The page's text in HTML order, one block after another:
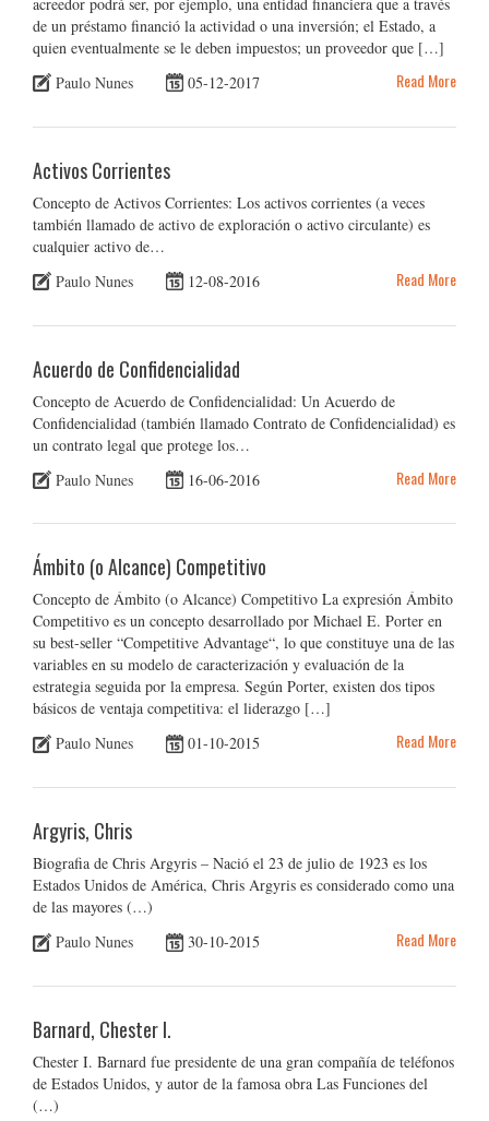
de un préstamo financió la actividad o una inversión; el Estado, a
quien eventualmente se le deben impuestos; un proveedor que […]
Paulo Nunes
05-12-2017 Read More
Activos Corrientes
Concepto de Activos Corrientes: Los activos corrientes (a veces
también llamado de activo de exploración o activo circulante) es
cualquier activo de…
Paulo Nunes
12-08-2016 Read More
Acuerdo de Confidencialidad
Concepto de Acuerdo de Confidencialidad: Un Acuerdo de
Confidencialidad (también llamado Contrato de Confidencialidad) es
un contrato legal que protege los…
Paulo Nunes
16-06-2016 Read More
Ámbito (o Alcance) Competitivo
Concepto de Ámbito (o Alcance) Competitivo La expresión Ámbito
Competitivo es un concepto desarrollado por Michael E. Porter en
su best-seller “Competitive Advantage“, lo que constituye una de las
variables en su modelo de caracterización y evaluación de la
estrategia seguida por la empresa. Según Porter, existen dos tipos
básicos de ventaja competitiva: el liderazgo […]
Paulo Nunes
01-10-2015 Read More
Argyris, Chris
Biografia de Chris Argyris – Nació el 23 de julio de 1923 es los
Estados Unidos de América, Chris Argyris es considerado como una
de las mayores (…)
Paulo Nunes
30-10-2015 Read More
Barnard, Chester I.
Chester I. Barnard fue presidente de una gran compañía de teléfonos
de Estados Unidos, y autor de la famosa obra Las Funciones del
(…)